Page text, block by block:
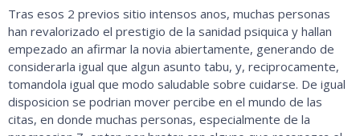
Tras esos 2 previos sitio intensos anos, muchas personas
han revalorizado el prestigio de la sanidad psiquica y hallan
empezado an afirmar la novia abiertamente, generando de
considerarla igual que algun asunto tabu, y, reciprocamente,
tomandola igual que modo saludable sobre cuidarse. De igual
disposicion se podrian mover percibe en el mundo de las
citas, en donde muchas personas, especialmente de la